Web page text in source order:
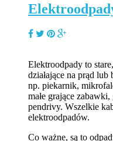
Elektroodpady to
działające na prąd
np. piekarnik,
małe grające
pendrivy. Wszelkie
elektroodpadów.
Co ważne, są to